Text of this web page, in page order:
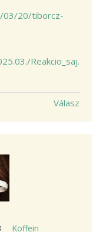
03/20/tiborcz-
Reakcio_saj.
Válasz
Koffein